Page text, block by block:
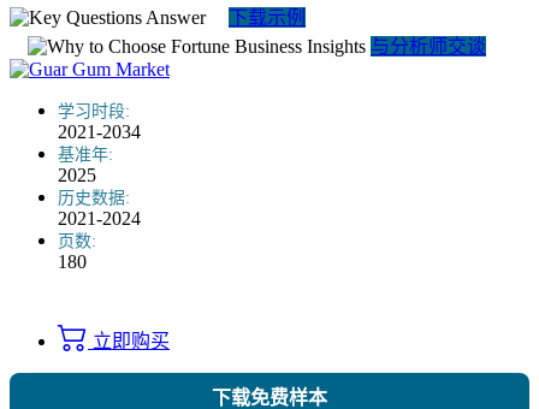
下载示例
与分析师交谈
学习时段:
2021-2034
基准年:
2025
历史数据:
2021-2024
页数:
180
立即购买
下载免费样本